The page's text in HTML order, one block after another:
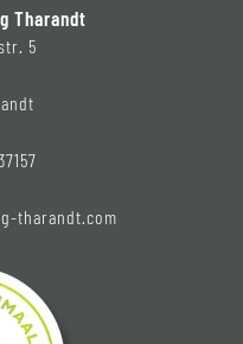
Tharandt
5
tharandt.com